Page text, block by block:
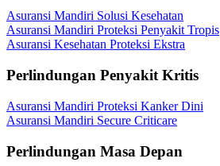
Asuransi Mandiri Solusi Kesehatan
Asuransi Mandiri Proteksi Penyakit Tropis
Asuransi Kesehatan Proteksi Ekstra
Perlindungan Penyakit Kritis
Asuransi Mandiri Proteksi Kanker Dini
Asuransi Mandiri Secure Criticare
Perlindungan Masa Depan